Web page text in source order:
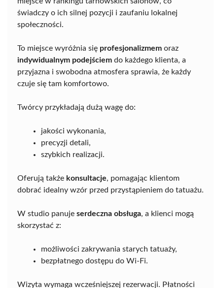
świadczy o ich silnej pozycji i zaufaniu lokalnej
społeczności.
To miejsce wyróżnia się profesjonalizmem oraz
indywidualnym podejściem do każdego klienta, a
przyjazna i swobodna atmosfera sprawia, że każdy
czuje się tam komfortowo.
Twórcy przykładają dużą wagę do:
jakości wykonania,
precyzji detali,
szybkich realizacji.
Oferują także konsultacje, pomagając klientom
dobrać idealny wzór przed przystąpieniem do tatuażu.
W studio panuje serdeczna obsługa, a klienci mogą
skorzystać z:
możliwości zakrywania starych tatuaży,
bezpłatnego dostępu do Wi-Fi.
Wizyta wymaga wcześniejszej rezerwacji. Płatności